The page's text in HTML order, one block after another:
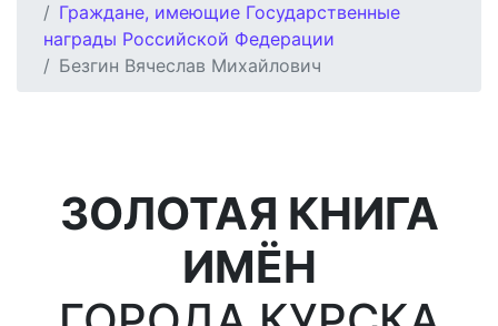
Граждане, имеющие Государственные
награды Российской Федерации
Безгин Вячеслав Михайлович
ЗОЛОТАЯ КНИГА
ИМЁН